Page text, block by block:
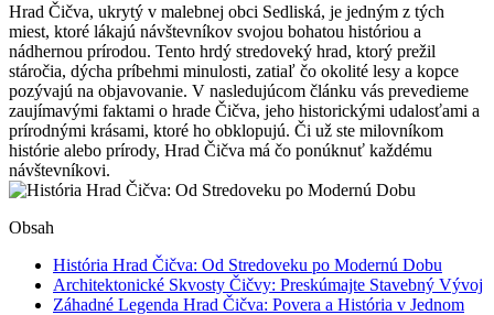
Hrad Čičva, ukrytý v malebnej obci Sedliská, je jedným z tých
miest, ktoré lákajú návštevníkov svojou bohatou históriou a
nádhernou prírodou. Tento hrdý stredoveký hrad, ktorý prežil
stáročia, dýcha príbehmi minulosti, zatiaľ čo okolité lesy a kopce
pozývajú na objavovanie. V nasledujúcom článku vás prevedieme
zaujímavými faktami o hrade Čičva, jeho historickými udalosťami a
prírodnými krásami, ktoré ho obklopujú. Či už ste milovníkom
histórie alebo prírody, Hrad Čičva má čo ponúknuť každému
návštevníkovi.
Obsah
História Hrad Čičva: Od Stredoveku po Modernú Dobu
Architektonické Skvosty Čičvy: Preskúmajte Stavebný Vývoj
Záhadné Legenda Hrad Čičva: Povera a História v Jednom